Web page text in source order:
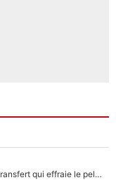
Paul Seixas chez UAE avec Tadej Pogacar : Le transfert qui effraie le peloton, «c’est la pire des choses qui puisse arriver»